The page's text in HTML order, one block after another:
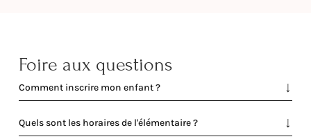
Foire aux questions
Comment inscrire mon enfant ?
Quels sont les horaires de l'élémentaire ?